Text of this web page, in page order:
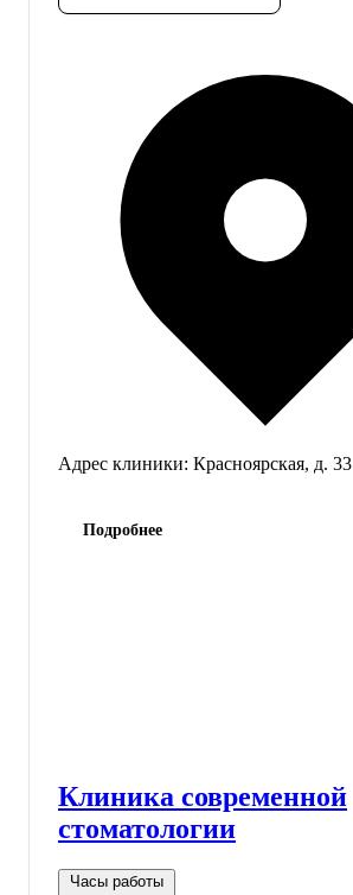
Адрес клиники: Красноярская, д. 33
Подробнее
Клиника современной
стоматологии
Часы работы